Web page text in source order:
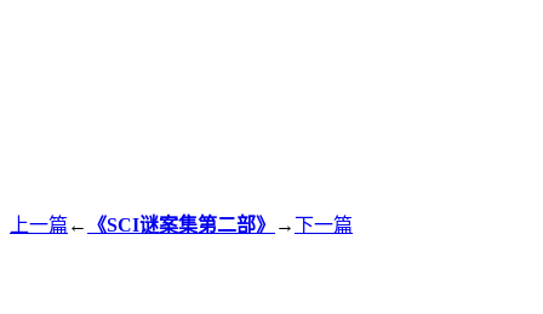
上一篇 ← 《SCI谜案集第二部》 →下一篇